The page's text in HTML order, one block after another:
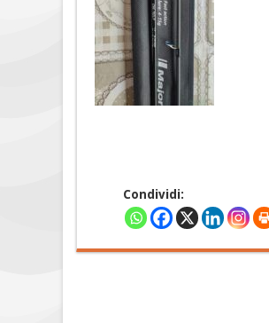
Condividi: